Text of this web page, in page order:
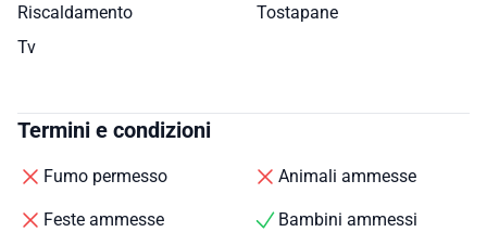
Riscaldamento
Tostapane
Tv
Termini e condizioni
Fumo permesso Animali ammesse
Feste ammesse Bambini ammessi